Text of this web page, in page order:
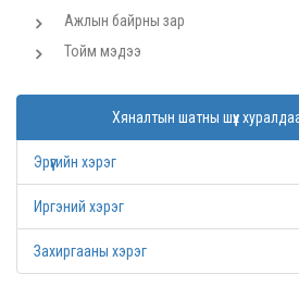
Ажлын байрны зар
Тойм мэдээ
Хяналтын шатны шүүх
Эрүүгийн хэрэг
Иргэний хэрэг
Захиргааны хэрэг